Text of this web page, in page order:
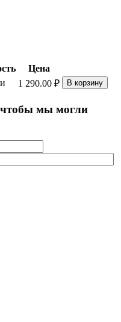
Цена
1 290.00 ₽ В корзину
чтобы мы могли